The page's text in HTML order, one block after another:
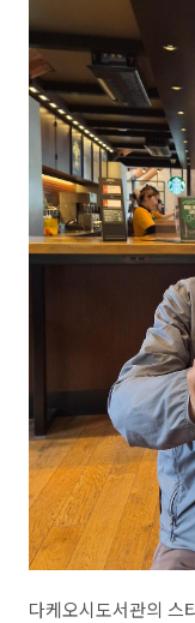
다케오시도서관의 스